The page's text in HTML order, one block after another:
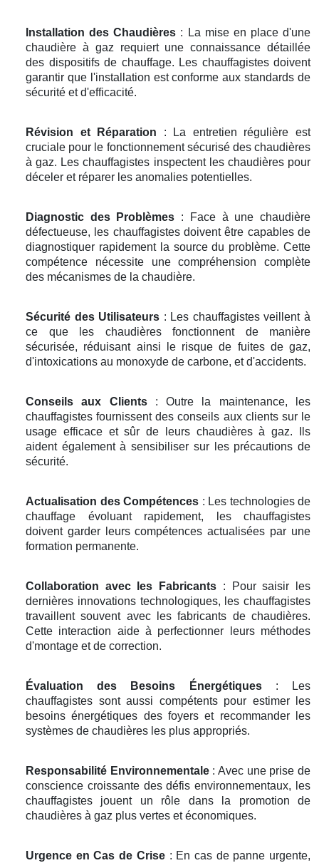
Installation des Chaudières : La mise en place d'une
chaudière à gaz requiert une connaissance détaillée
des dispositifs de chauffage. Les chauffagistes doivent
garantir que l'installation est conforme aux standards de
sécurité et d'efficacité.
Révision et Réparation : La entretien régulière est
cruciale pour le fonctionnement sécurisé des chaudières
à gaz. Les chauffagistes inspectent les chaudières pour
déceler et réparer les anomalies potentielles.
Diagnostic des Problèmes : Face à une chaudière
défectueuse, les chauffagistes doivent être capables de
diagnostiquer rapidement la source du problème. Cette
compétence nécessite une compréhension complète
des mécanismes de la chaudière.
Sécurité des Utilisateurs : Les chauffagistes veillent à
ce que les chaudières fonctionnent de manière
sécurisée, réduisant ainsi le risque de fuites de gaz,
d'intoxications au monoxyde de carbone, et d'accidents.
Conseils aux Clients: Outre la maintenance, les
chauffagistes fournissent des conseils aux clients sur le
usage efficace et sûr de leurs chaudières à gaz. Ils
aident également à sensibiliser sur les précautions de
sécurité.
Actualisation des Compétences : Les technologies de
chauffage évoluant rapidement, les chauffagistes
doivent garder leurs compétences actualisées par une
formation permanente.
Collaboration avec les Fabricants : Pour saisir les
dernières innovations technologiques, les chauffagistes
travaillent souvent avec les fabricants de chaudières.
Cette interaction aide à perfectionner leurs méthodes
d'montage et de correction.
Évaluation des Besoins Énergétiques: Les
chauffagistes sont aussi compétents pour estimer les
besoins énergétiques des foyers et recommander les
systèmes de chaudières les plus appropriés.
Responsabilité Environnementale: Avec une prise de
conscience croissante des défis environnementaux, les
chauffagistes jouent un rôle dans la promotion de
chaudières à gaz plus vertes et économiques.
Urgence en Cas de Crise: En cas de panne urgente,